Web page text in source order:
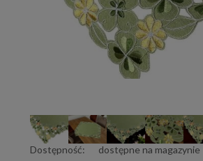
Dostępność:
dostępne na magazynie